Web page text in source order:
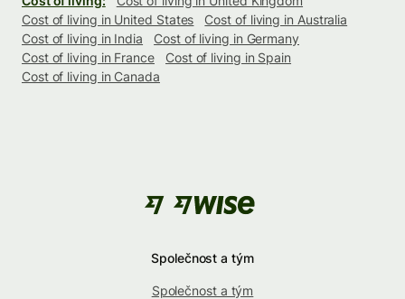
Cost of living in United States
Cost of living in Australia
Cost of living in India
Cost of living in Germany
Cost of living in France
Cost of living in Spain
Cost of living in Canada
Společnost a tým
Společnost a tým